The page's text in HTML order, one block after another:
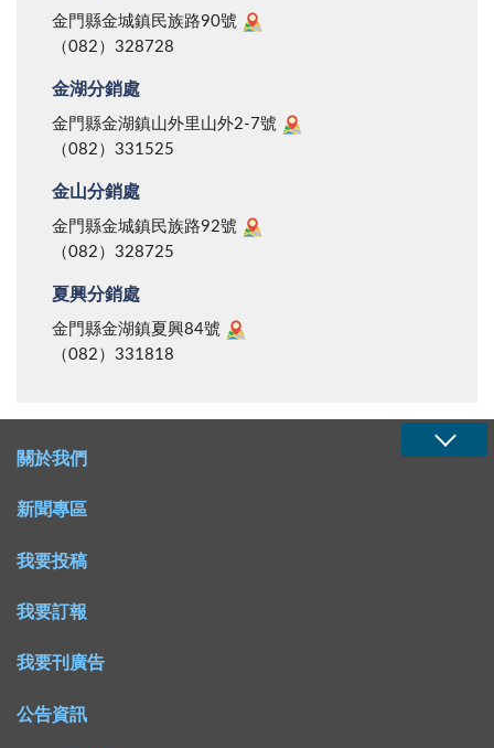
金門縣金城鎮民族路90號
（082）328728
金湖分銷處
金門縣金湖鎮山外里山外2-7號
（082）331525
金山分銷處
金門縣金城鎮民族路92號
（082）328725
夏興分銷處
金門縣金湖鎮夏興84號
（082）331818
關於我們
新聞專區
我要投稿
我要訂報
我要刊廣告
公告資訊